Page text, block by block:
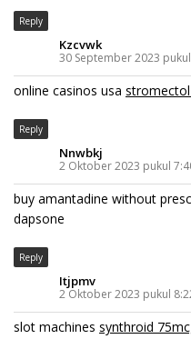
Reply
Kzcvwk
30 September 2023
online casinos usa
Reply
Nnwbkj
2 Oktober 2023 pukul
buy amantadine without
dapsone
Reply
Itjpmv
2 Oktober 2023 pukul
slot machines synthroid